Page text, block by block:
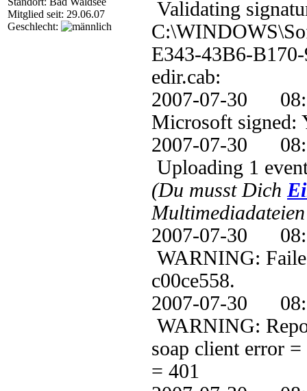
Mitglied seit: 29.06.07
Geschlecht:
Validating
E343-43B6-
edir.cab:
2007-07-30
Microsoft signed:
2007-07-30
Uploading 1
(Du musst Dich
2007-07-30
WARNING:
c00ce558.
2007-07-30
WARNING:
soap client error
= 401